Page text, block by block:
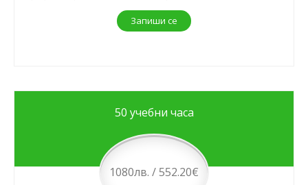
Запиши се
50 учебни часа
1080лв. / 552.20€